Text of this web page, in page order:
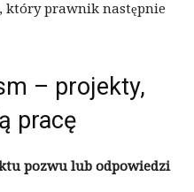
który prawnik następnie
– projekty,
pracę
pozwu lub odpowiedzi